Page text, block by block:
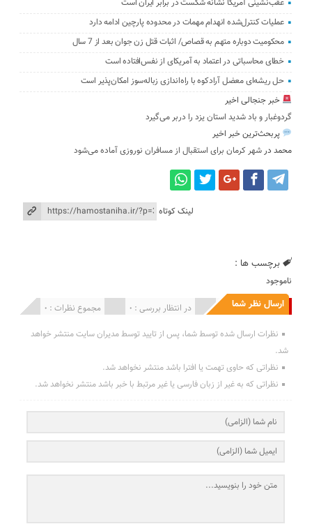
عقب‌نشینی آمریکا نشانه شکست در برابر ایران است
عملیات کنترل‌شده انهدام مهمات در محدوده پارچین ادامه دارد
محکومیت دوباره متهم به قصاص/ اثبات قتل زن جوان بعد از 7 سال
خطای محاسباتی در اعتماد به آمریکای از نفس‌افتاده است
حل ریشه‌ای معضل آرادکوه با راه‌اندازی زباله‌سوز امکان‌پذیر است
خبر جنجالی اخیر
گردوغبار و باد شدید استان یزد را دربر می‌گیرد
پربحث‌ترین خبر اخیر
محمد درشهر کرمان برای استقبال از مسافران نوروزی آماده می‌شود
لینک کوتاه
برچسب ها :
ناموجود
ارسال نظر شما مجموع نظرات : 0 در انتظار بررسی : 0 انتشار یافته : 0
نظرات ارسال شده توسط شما، پس از تایید توسط مدیران سایت منتشر خواهد
شد.
نظراتی که حاوی تهمت یا افترا باشد منتشر نخواهد شد.
نظراتی که به غیر از زبان فارسی یا غیر مرتبط با خبر باشد منتشر نخواهد شد.